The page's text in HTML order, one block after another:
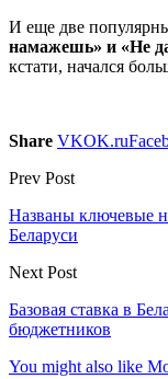
И еще две
намажешь» и «Не
кстати, начался
Share VKOK.ru
Prev Post
Названы ключевые
Беларуси
Next Post
Базовая ставка в
бюджетников
You might also like